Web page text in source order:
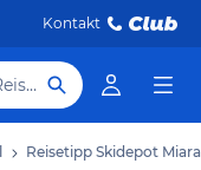
Kontakt
Hotel, Reiseziel
Reisetipp Skidepot Miara